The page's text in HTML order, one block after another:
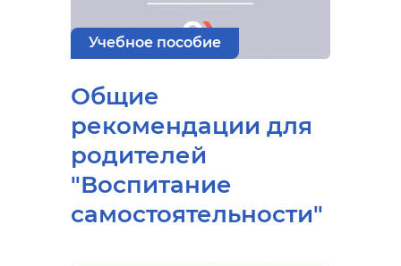
Учебное пособие
Общие
рекомендации для
родителей
"Воспитание
самостоятельности"